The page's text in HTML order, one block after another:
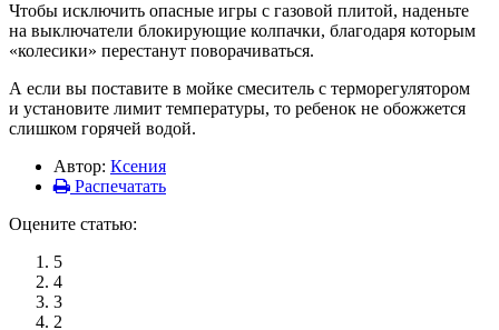
Чтобы исключить опасные игры с газовой плитой, наденьте
на выключатели блокирующие колпачки, благодаря которым
«колесики» перестанут поворачиваться.
А если вы поставите в мойке смеситель с терморегулятором
и установите лимит температуры, то ребенок не обожжется
слишком горячей водой.
Автор: Ксения
Распечатать
Оцените статью:
5
4
3
2